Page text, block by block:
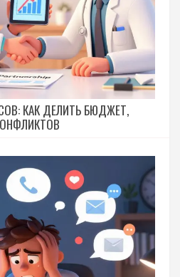
КАК ДЕЛИТЬ БЮДЖЕТ,